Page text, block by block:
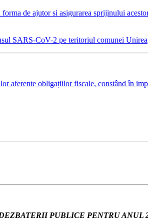
de ajutor si asigurarea sprijinului
SARS-CoV-2 pe teritoriul comunei Unirea
aferente obligațiilor fiscale, constând în
PUBLICE PENTRU ANUL